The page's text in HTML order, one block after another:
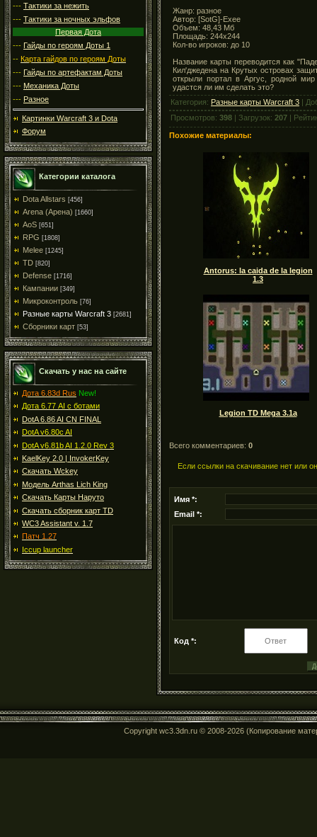
--- Тактики за нежить
--- Тактики за ночных эльфов
Первая Дота
--- Гайды по героям Доты 1
-- Карта гайдов по героям Доты
--- Гайды по артефактам Доты
--- Механика Доты
--- Разное
Картинки Warcraft 3 и Dota
Форум
Категории каталога
Dota Allstars [456]
Arena (Арена) [1660]
AoS [651]
RPG [1808]
Melee [1245]
TD [820]
Defense [1716]
Кампании [349]
Микроконтроль [76]
Разные карты Warcraft 3 [2681]
Сборники карт [53]
Скачать у нас на сайте
Дота 6.83d Rus New!
Дота 6.77 AI с ботами
DotA 6.86 AI CN FINAL
DotA v6.80c AI
DotA v6.81b AI 1.2.0 Rev 3
KaelKey 2.0 | InvokerKey
Скачать Wckey
Модель Arthas Lich King
Скачать Карты Наруто
Скачать сборник карт TD
WC3 Assistant v. 1.7
Патч 1.27
Iccup launcher
Жанр: разное
Автор: [SotG]-Exee
Объем: 48,43 Мб
Площадь: 244x244
Кол-во игроков: до 10
Название карты переводится как
Кил'джедена на Крутых островах
открыли портал в Аргус, родной
удастся ли им сделать это?
Категория: Разные карты Warcraft 3 |
Просмотров: 398 | Загрузок: 207 |
Похожие материалы:
Antorus: la caida de la legion
1.3
Legion TD Mega 3.1a
Всего комментариев: 0
Если ссылки на скачивание нет или
Имя *:
Email *:
Код *:
Copyright wc3.3dn.ru © 2008-2026 (Копирование